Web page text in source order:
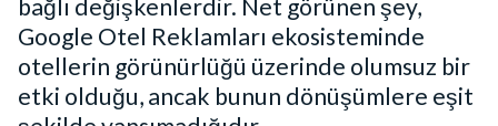
bağlı değişkenlerdir. Net görünen şey,
Google Otel Reklamları ekosisteminde
otellerin görünürlüğü üzerinde olumsuz bir
etki olduğu, ancak bunun dönüşümlere eşit